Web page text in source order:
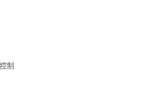
者會持續懲罰，直到按下最大伏特數。
服的反應，都曾暫停並質疑這項實驗
制